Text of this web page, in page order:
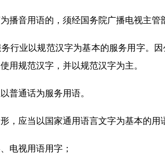
音用语的，须经国务院广播电视主管
以规范汉字为基本的服务用字。因
用规范汉字，并以规范汉字为主。
通话为服务用语。
应当以国家通用语言文字为基本的用
视用语用字；